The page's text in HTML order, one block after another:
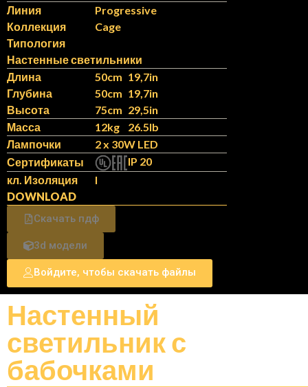
Линия
Progressive
Коллекция
Cage
Типология
Настенные светильники
Длина
50cm 19,7in
Глубина
50cm 19,7in
Высота
75cm 29,5in
Масса
12kg
26.5lb
Лампочки
2 x 30W LED
Сертификаты
IP 20
кл. Изоляция
I
DOWNLOAD
Скачать пдф
3d модели
Войдите, чтобы скачать файлы
Настенный
светильник с
бабочками